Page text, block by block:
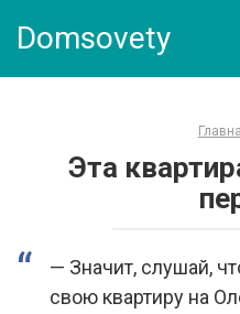
Domsovety
Эта
— Значит, слушай,
свою квартиру на